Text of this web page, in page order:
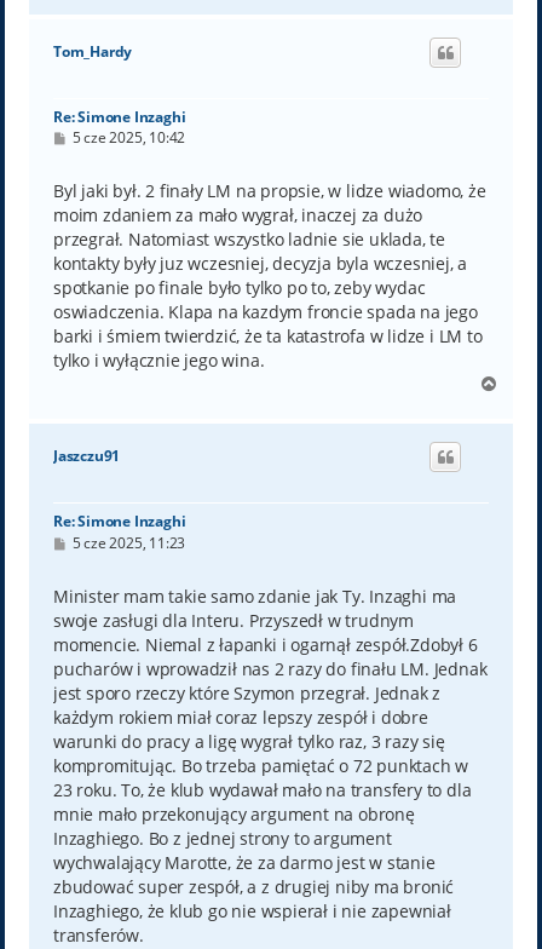
g
Tom_Hardy
Re: Simone Inzaghi
P
t
5 cze 2025, 10:42
Byl jaki był. 2 finały LM na propsie, w lidze wiadomo, że
moim zdaniem za mało wygrał, inaczej za dużo
przegrał. Natomiast wszystko ladnie sie uklada, te
kontakty były juz wczesniej, decyzja byla wczesniej, a
spotkanie po finale było tylko po to, zeby wydac
oswiadczenia. Klapa na kazdym froncie spada na jego
barki i śmiem twierdzić, że ta katastrofa w lidze i LM to
tylko i wyłącznie jego wina.
g
Jaszczu91
Re: Simone Inzaghi
P
t
5 cze 2025, 11:23
Minister mam takie samo zdanie jak Ty. Inzaghi ma
swoje zasługi dla Interu. Przyszedł w trudnym
momencie. Niemal z łapanki i ogarnął zespół.Zdobył 6
pucharów i wprowadził nas 2 razy do finału LM. Jednak
jest sporo rzeczy które Szymon przegrał. Jednak z
każdym rokiem miał coraz lepszy zespół i dobre
warunki do pracy a ligę wygrał tylko raz, 3 razy się
kompromitując. Bo trzeba pamiętać o 72 punktach w
23 roku. To, że klub wydawał mało na transfery to dla
mnie mało przekonujący argument na obronę
Inzaghiego. Bo z jednej strony to argument
wychwalający Marotte, że za darmo jest w stanie
zbudować super zespół, a z drugiej niby ma bronić
Inzaghiego, że klub go nie wspierał i nie zapewniał
transferów.